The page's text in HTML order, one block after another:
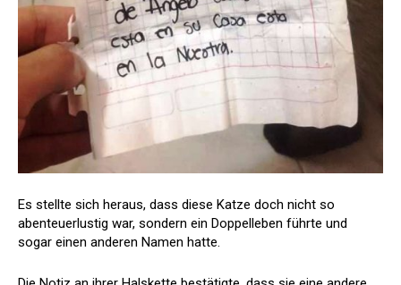
Es stellte sich heraus, dass diese Katze doch nicht so
abenteuerlustig war, sondern ein Doppelleben führte und
sogar einen anderen Namen hatte.